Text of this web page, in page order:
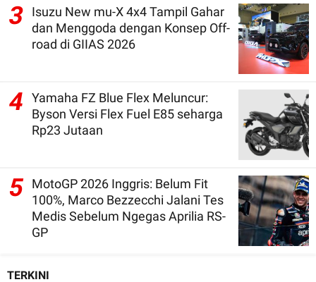
3
Isuzu New mu-X 4x4 Tampil Gahar
dan Menggoda dengan Konsep Off-
road di GIIAS 2026
4
Yamaha FZ Blue Flex Meluncur:
Byson Versi Flex Fuel E85 seharga
Rp23 Jutaan
5 MotoGP 2026 Inggris: Belum Fit
100%, Marco Bezzecchi Jalani Tes
Medis Sebelum Ngegas Aprilia RS-
GP
TERKINI